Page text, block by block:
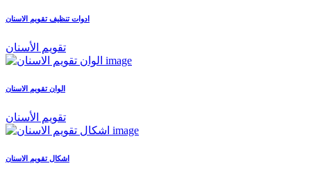
ادوات تنظيف تقويم الاسنان
تقويم الأسنان
الوان تقويم الاسنان
تقويم الأسنان
اشكال تقويم الاسنان